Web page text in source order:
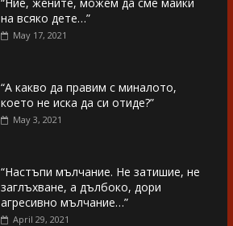
на всяко дете…”
May 17, 2021
“А какво да правим с миналото,
което не иска да си отиде?”
May 3, 2021
“Настъпи мълчание. Не затишие, не
заглъхване, а дълбоко, дори
агресивно мълчание…”
April 29, 2021